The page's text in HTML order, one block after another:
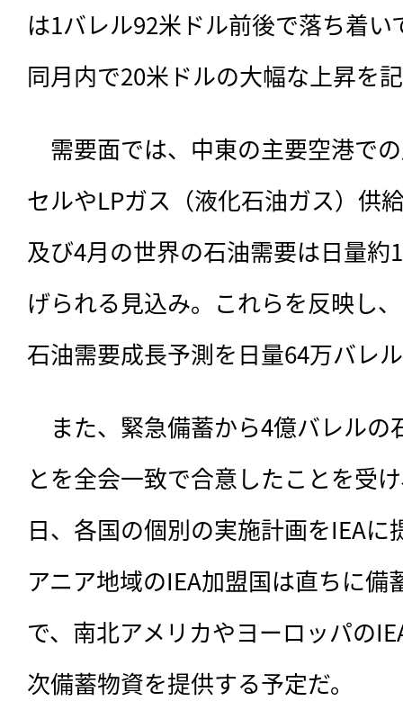
は1バレル92米ドル前後で落ち着
同月内で20米ドルの大幅な上昇を
需要面では、中東の主要空港で
セルやLPガス（液化石油ガス）供
及び4月の世界の石油需要は日量約
げられる見込み。これらを反映し
石油需要成長予測を日量64万バレ
また、緊急備蓄から4億バレルの
とを全会一致で合意したことを受
日、各国の個別の実施計画をIEA
アニア地域のIEA加盟国は直ちに備
で、南北アメリカやヨーロッパの
次備蓄物資を提供する予定だ。